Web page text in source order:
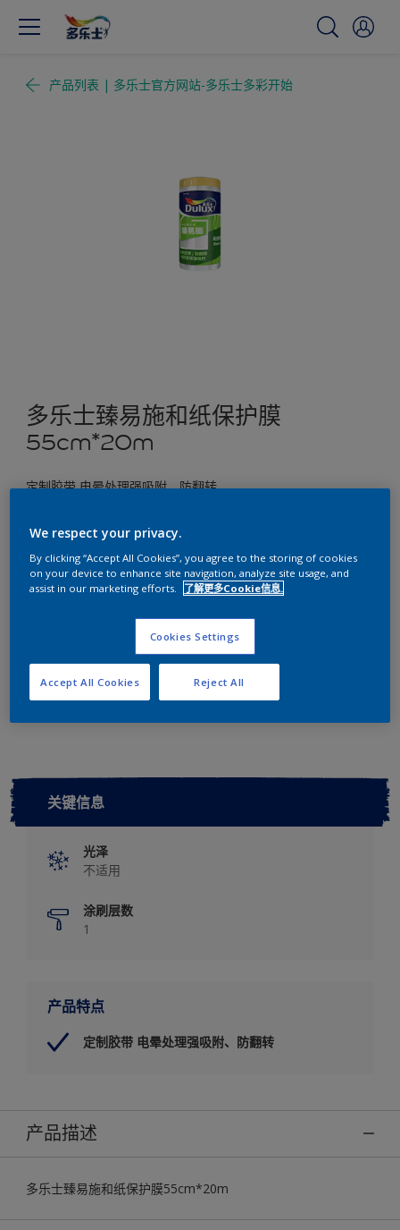
产品列表 | 多乐士官方网站-多乐士多彩开始
多乐士臻易施和纸保护膜
55cm*20m
定制胶带 电晕处理强吸附、防翻转
55cm*20m
数量
添加到工作区 查找店铺
关键信息
光泽
不适用
涂刷层数
1
产品特点
定制胶带 电晕处理强吸附、防翻转
产品描述
多乐士臻易施和纸保护膜55cm*20m
We respect your privacy.
By clicking “Accept All Cookies”, you agree to the storing of cookies
on your device to enhance site navigation, analyze site usage, and
assist in our marketing efforts.
了解更多Cookie信息.
Cookies Settings
Reject All
Accept All Cookies